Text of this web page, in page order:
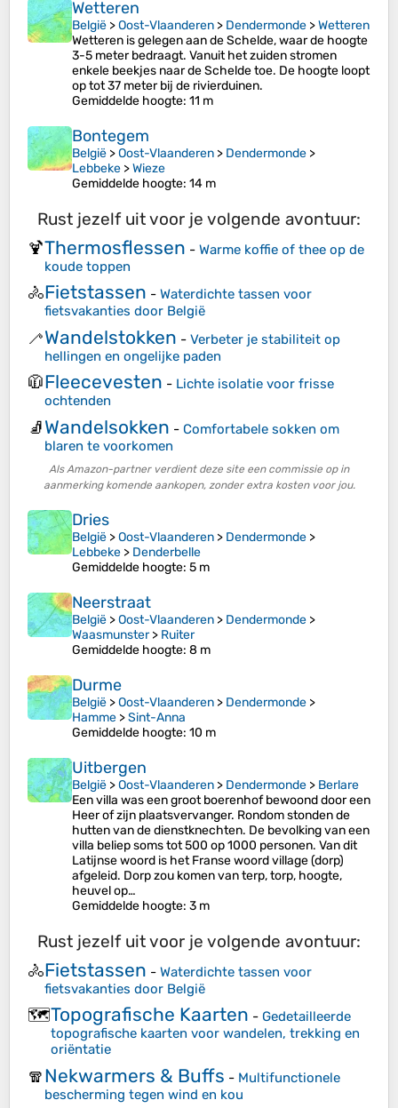
Wetteren
België >Oost-Vlaanderen > Dendermonde >Wetteren
Wetteren is gelegen aan de Schelde, waar de hoogte
3-5 meter bedraagt. Vanuit het zuiden stromen
enkele beekjes naar de Schelde toe. De hoogte loopt
op tot 37 meter bij de rivierduinen.
Gemiddelde hoogte: 11 m
Bontegem
België >Oost-Vlaanderen > Dendermonde >
Lebbeke >Wieze
Gemiddelde hoogte: 14 m
Rust jezelf uit voor je volgende avontuur:
🍹Thermosflessen - Warme koffie of thee op de
koude toppen
🚴Fietstassen - Waterdichte tassen voor
fietsvakanties door België
🦯Wandelstokken - Verbeter je stabiliteit op
hellingen en ongelijke paden
🧥Fleecevesten - Lichte isolatie voor frisse
ochtenden
🧦Wandelsokken - Comfortabele sokken om
blaren te voorkomen
Als Amazon-partner verdient deze site een commissie op in
aanmerking komende aankopen, zonder extra kosten voor jou.
Dries
België >Oost-Vlaanderen > Dendermonde >
Lebbeke > Denderbelle
Gemiddelde hoogte: 5 m
Neerstraat
België >Oost-Vlaanderen > Dendermonde >
Waasmunster> Ruiter
Gemiddelde hoogte: 8 m
Durme
België >Oost-Vlaanderen > Dendermonde >
Hamme >Sint-Anna
Gemiddelde hoogte: 10 m
Uitbergen
België >Oost-Vlaanderen > Dendermonde > Berlare
Een villa was een groot boerenhof bewoond door een
Heer of zijn plaatsvervanger. Rondom stonden de
hutten van de dienstknechten. De bevolking van een
villa beliep soms tot 500 op 1000 personen. Van dit
Latijnse woord is het Franse woord village (dorp)
afgeleid. Dorp zou komen van terp, torp, hoogte,
heuvel op…
Gemiddelde hoogte: 3 m
Rust jezelf uit voor je volgende avontuur:
🚴Fietstassen - Waterdichte tassen voor
fietsvakanties door België
🗺️Topografische Kaarten - Gedetailleerde
topografische kaarten voor wandelen, trekking en
oriëntatie
🧣Nekwarmers & Buffs - Multifunctionele
bescherming tegen wind en kou